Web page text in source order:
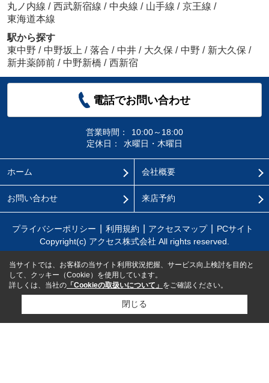
丸ノ内線 / 西武新宿線 / 中央線 / 山手線 / 京王線 /
東海道本線
駅から探す
東中野 / 中野坂上 / 落合 / 中井 / 大久保 / 中野 / 新大久保 /
新井薬師前 / 中野新橋 / 西新宿
電話でお問い合わせ
営業時間：
10:00～18:00
定休日：
水曜日・木曜日
ホーム 会社概要
お問い合わせ 来店予約
プライバシーポリシー 利用規約 アクセスマップ
PCサイト
Copyright(c) アクセス株式会社 All rights reserved.
当サイトでは、お客様の当サイト利用状況把握、サービス向上検討を目的と
して、クッキー（Cookie）を使用しています。
詳しくは、当社の 「Cookieの取扱いについて」 をご確認ください。
閉じる